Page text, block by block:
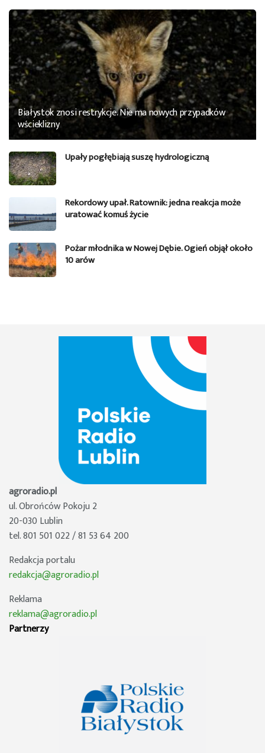
Białystok znosi restrykcje. Nie ma nowych przypadków
wścieklizny
Upały pogłębiają suszę hydrologiczną
Rekordowy upał. Ratownik: jedna reakcja może
uratować komuś życie
Pożar młodnika w Nowej Dębie. Ogień objął około
10 arów
agroradio.pl
ul. Obrońców Pokoju 2
20-030 Lublin
tel. 801 501 022 / 81 53 64 200
Redakcja portalu
redakcja@agroradio.pl
Reklama
reklama@agroradio.pl
Partnerzy